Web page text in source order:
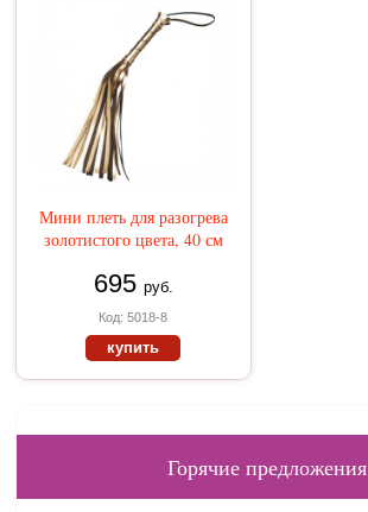
Мини плеть для разогрева
золотистого цвета, 40 см
695 руб.
Код: 5018-8
купить
Горячие предложения